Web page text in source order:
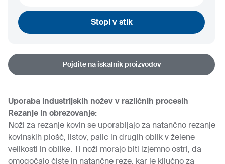
Stopi v stik
Pojdite na iskalnik proizvodov
Uporaba industrijskih nožev v različnih procesih
Rezanje in obrezovanje:
Noži za rezanje kovin se uporabljajo za natančno rezanje
kovinskih plošč, listov, palic in drugih oblik v želene
velikosti in oblike. Ti noži morajo biti izjemno ostri, da
omogočajo čiste in natančne reze, kar je ključno za